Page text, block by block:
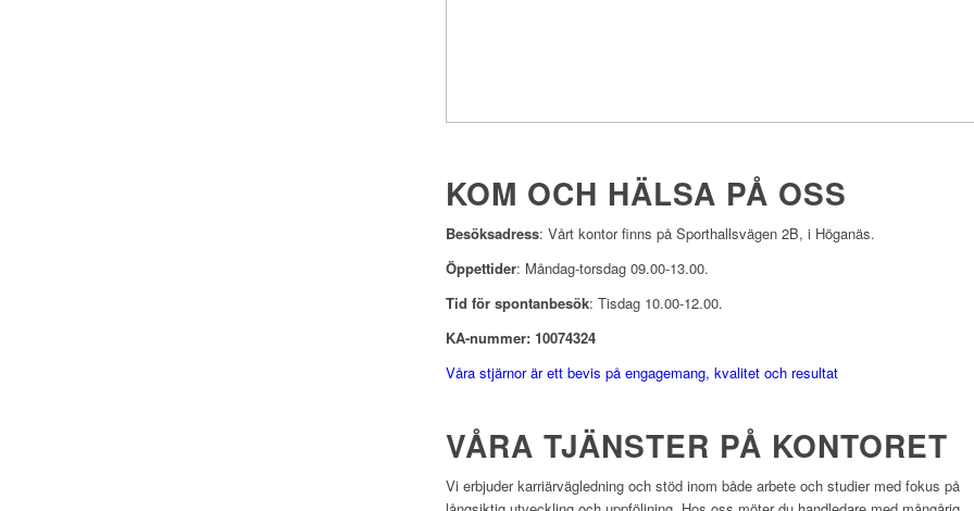
KOM OCH HÄLSA PÅ OSS
Besöksadress: Vårt kontor finns på Sporthallsvägen 2B, i Höganäs.
Öppettider: Måndag-torsdag 09.00-13.00.
Tid för spontanbesök: Tisdag 10.00-12.00.
KA-nummer: 10074324
Våra stjärnor är ett bevis på engagemang, kvalitet och resultat
VÅRA TJÄNSTER PÅ KONTORET
Vi erbjuder karriärvägledning och stöd inom både arbete och studier med fokus på